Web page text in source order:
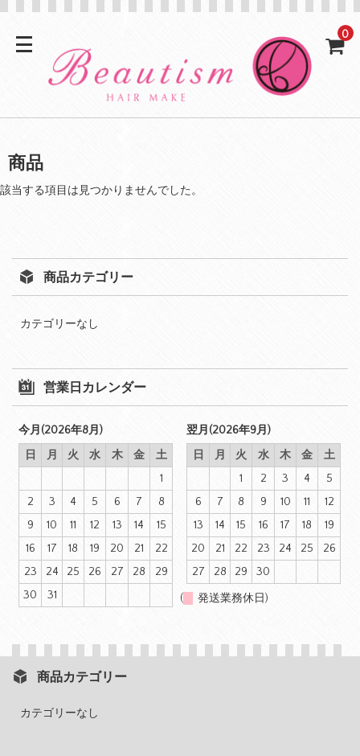
0
商品
該当する項目は見つかりませんでした。
商品カテゴリー
カテゴリーなし
営業日カレンダー
今月(2026年8月)
日
月 火 水 木 金
土
1
2
3 4 5 6 7
8
9
10 11 12 13 14
15
16
17 18 19 20 21
22
23
24 25 26 27 28
29
30
31
翌月(2026年9月)
日
月 火 水 木 金
土
1
2 3 4
5
6
7 8 9 10 11
12
13
14 15 16 17 18
19
20
21 22 23 24 25
26
27
28 29 30
( 発送業務休日)
商品カテゴリー
カテゴリーなし